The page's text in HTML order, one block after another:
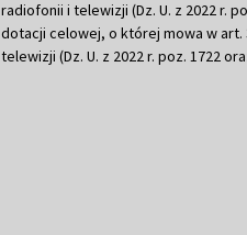
radiofonii i telewizji (Dz. U. z 2022 r.
dotacji celowej, o której mowa w art.
telewizji (Dz. U. z 2022 r. poz. 1722